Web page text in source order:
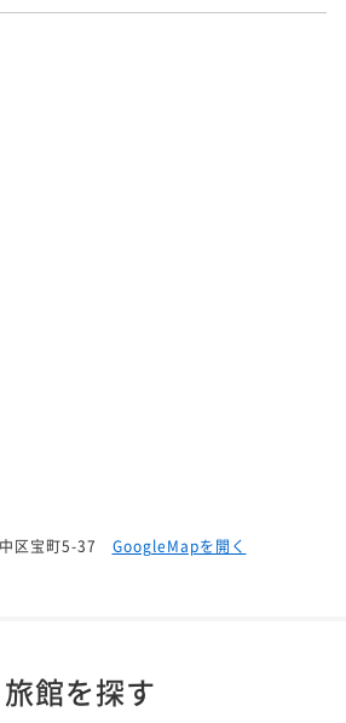
区宝町5-37 GoogleMapを開く
館を探す